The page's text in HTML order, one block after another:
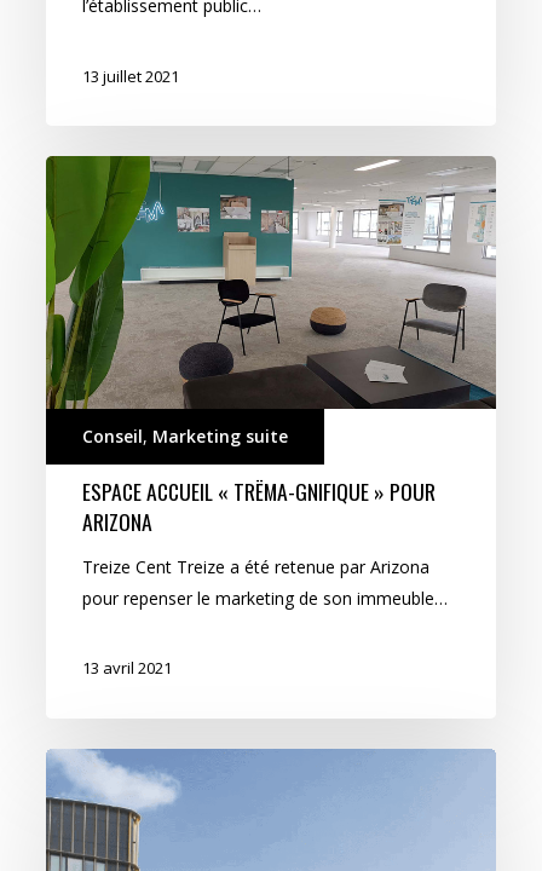
l’établissement public…
13 juillet 2021
« TRËMA-
gnifique »
pour
ARIZONA
Conseil, Marketing suite
ESPACE ACCUEIL « TRËMA-GNIFIQUE » POUR
ARIZONA
Treize Cent Treize a été retenue par Arizona
pour repenser le marketing de son immeuble…
13 avril 2021
L’ex-
projet
Bluebird
prend